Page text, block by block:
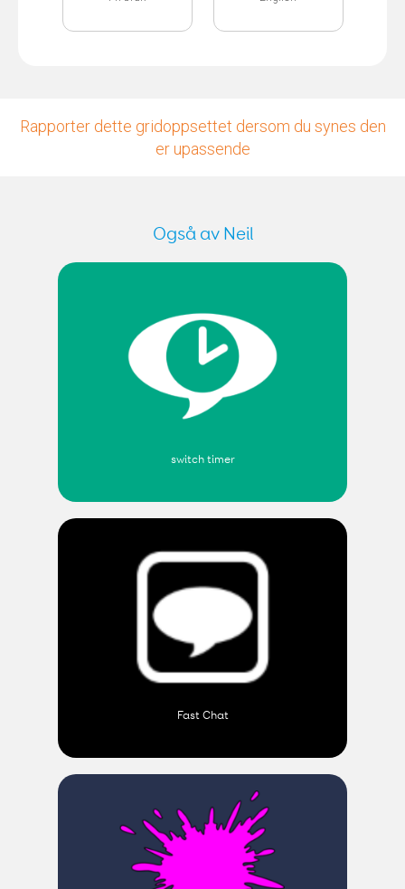
Rapporter dette gridoppsettet dersom du synes den
er upassende
Også av Neil
switch timer
Fast Chat